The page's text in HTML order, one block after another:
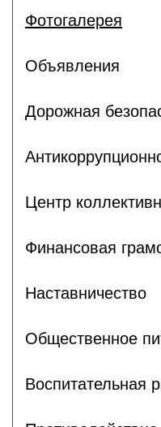
Фотогалерея
Объявления
Дорожная
Центр
Финансовая
Наставничество
Общественное
Воспитательная